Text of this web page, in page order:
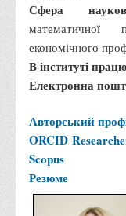
Сфера
математичної
економічного
В інституті
Електронна
Авторський
ORCID
Scopus
Резюме